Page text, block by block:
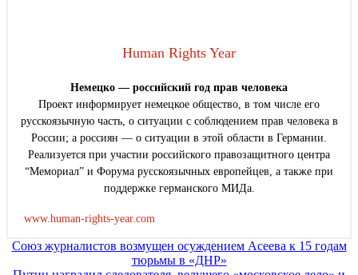
Human Rights Year
Немецко — российский год прав человека
Проект информирует немецкое общество, в том числе его
русскоязычную часть, о ситуации с соблюдением прав человека в
России; а россиян — о ситуации в этой области в Германии.
Реализуется при участии российского правозащитного центра
“Мемориал” и Форума русскоязычных европейцев, а также при
поддержке германского МИДа.
www.human-rights-year.com
Навигация
по
Союз журналистов возмущен осуждением Асеева к 15 годам
тюрьмы в «ДНР»